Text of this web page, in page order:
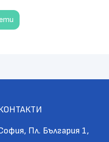
Пл. България 1,